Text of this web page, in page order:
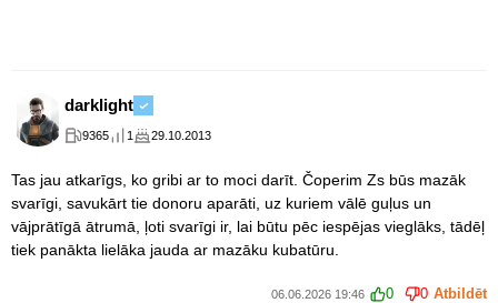
darklight
9365 1 29.10.2013
Tas jau atkarīgs, ko gribi ar to moci darīt. Čoperim Zs būs mazāk
svarīgi, savukārt tie donoru aparāti, uz kuriem vālē guļus un
vājprātīgā ātrumā, ļoti svarīgi ir, lai būtu pēc iespējas vieglāks, tādēļ
tiek panākta lielāka jauda ar mazāku kubatūru.
06.06.2026 19:46 0 0 Atbildēt